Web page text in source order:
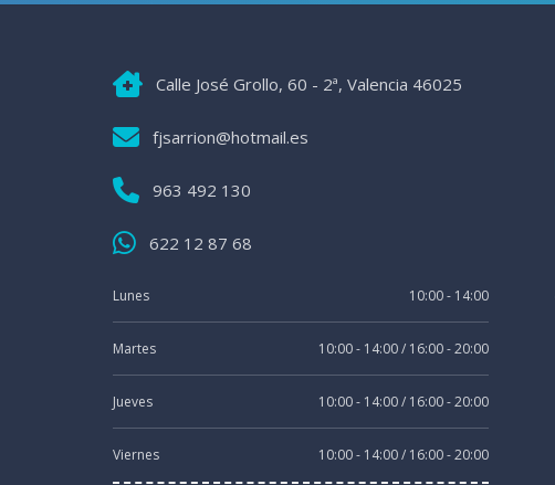
Calle José Grollo, 60 - 2ª, Valencia 46025
fjsarrion@hotmail.es
963 492 130
622 12 87 68
Lunes 10:00 - 14:00
Martes 10:00 - 14:00 / 16:00 - 20:00
Jueves 10:00 - 14:00 / 16:00 - 20:00
Viernes 10:00 - 14:00 / 16:00 - 20:00